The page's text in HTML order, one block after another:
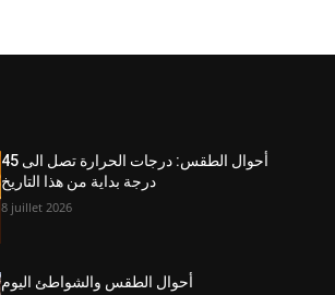
أحوال الطقس: درجات الحرارة تصل الى 45
درجة بداية من هذا التاريخ
8 juillet 2026
أحوال الطقس والشواطئ اليوم